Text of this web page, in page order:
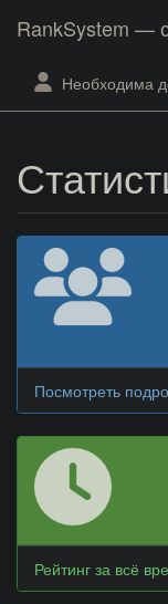
RankSystem —
Необходима
Посмотреть
Рейтинг за всё